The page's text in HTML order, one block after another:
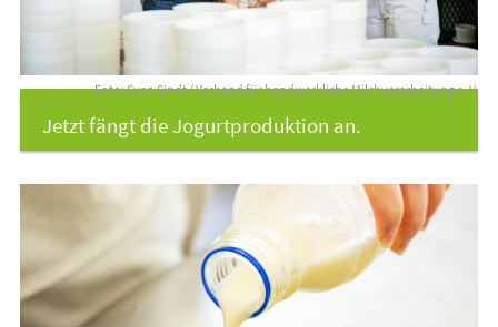
Foto: Sven Sindt / Verband für handwerkliche Milchverarbeitung e. V.
Jetzt fängt die Jogurtproduktion an.